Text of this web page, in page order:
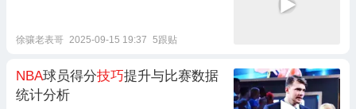
徐骧老表哥 2025-09-15 19:37 5跟贴
NBA球员得分技巧提升与比赛数据
统计分析